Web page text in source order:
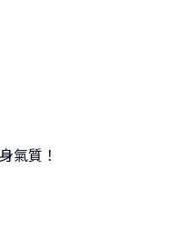
氣質！